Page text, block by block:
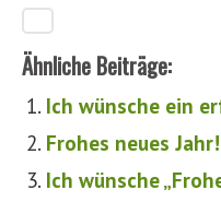
Ähnliche Beiträge:
Ich wünsche ein
Frohes neues Jahr!
Ich wünsche